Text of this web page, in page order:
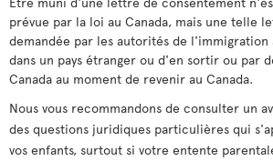
prévue par la loi au Canada, mais une telle
demandée par les autorités de
dans un pays étranger ou d'en sortir ou par
Canada au moment de revenir au Canada.
Nous vous recommandons de consulter un
des questions juridiques particulières qui
vos enfants, surtout si votre entente